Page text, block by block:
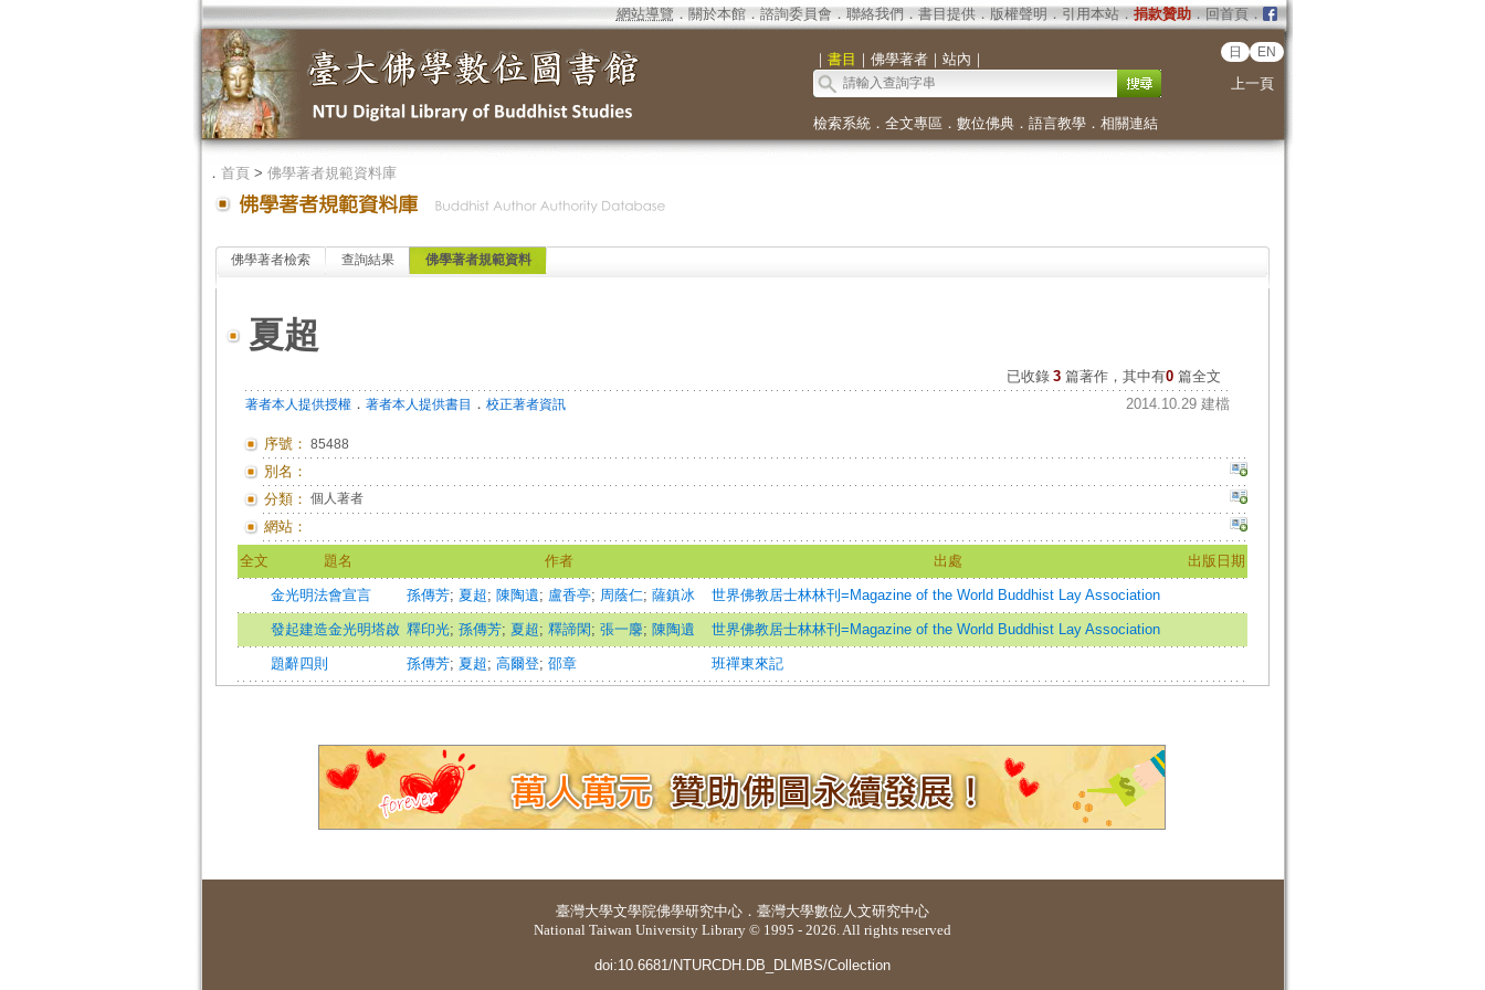
網站導覽 ． 關於本館． 諮詢委員會． 聯絡我們 ． 書目提供． 版權聲明 ． 引用本站． 捐款贊助．回首頁．
｜ 書目 ｜ 佛學著者｜ 站內 ｜ 日 EN
上一頁
檢索系統． 全文專區 ． 數位佛典． 語言教學． 相關連結
． 首頁> 佛學著者規範資料庫
佛學著者檢索 查詢結果 佛學著者規範資料
夏超
已收錄 3 篇著作，其中有0篇全文
著者本人提供授權． 著者本人提供書目 ． 校正著者資訊 2014.10.29 建檔
序號： 85488
別名：
分類： 個人著者
網站：
全文 題名 作者 出處 出版日期
金光明法會宣言 孫傳芳; 夏超; 陳陶遺; 盧香亭; 周蔭仁; 薩鎮冰 世界佛教居士林林刊=Magazine of the World Buddhist Lay Association
發起建造金光明塔啟 釋印光; 孫傳芳; 夏超; 釋諦閑 ; 張一麐; 陳陶遺 世界佛教居士林林刊=Magazine of the World Buddhist Lay Association
題辭四則 孫傳芳; 夏超; 高爾登; 邵章 班禪東來記
臺灣大學文學院佛學研究中心 ． 臺灣大學數位人文研究中心
National Taiwan University Library © 1995 - 2026. All rights reserved
doi:10.6681/NTURCDH.DB_DLMBS/Collection